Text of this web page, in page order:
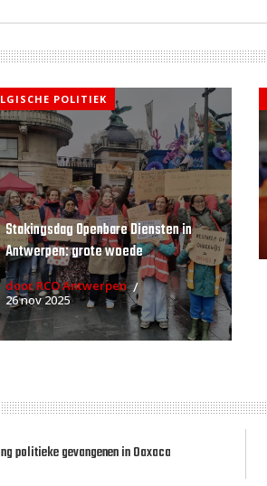
POLITIEK
Stakingsdag Openbare Diensten in
Antwerpen: grote woede
door RCO Antwerpen
26 nov 2025
politieke gevangenen in Oaxaca